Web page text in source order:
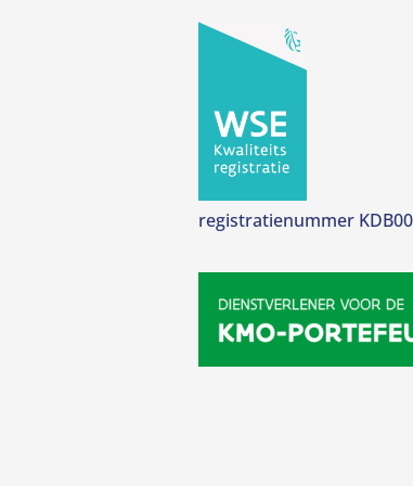
registratienummer